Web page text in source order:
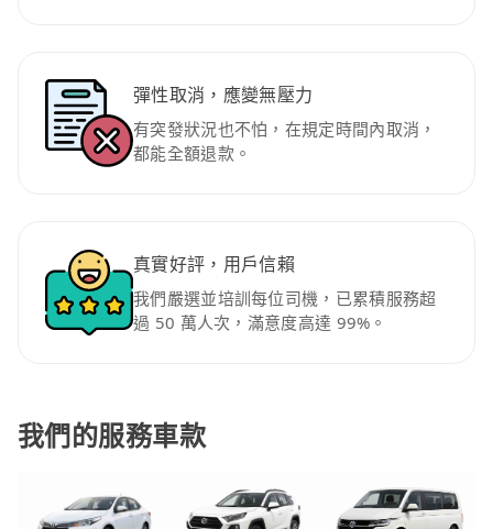
彈性取消，應變無壓力
有突發狀況也不怕，在規定時間內取消，
都能全額退款。
真實好評，用戶信賴
我們嚴選並培訓每位司機，已累積服務超
過 50 萬人次，滿意度高達 99%。
我們的服務車款